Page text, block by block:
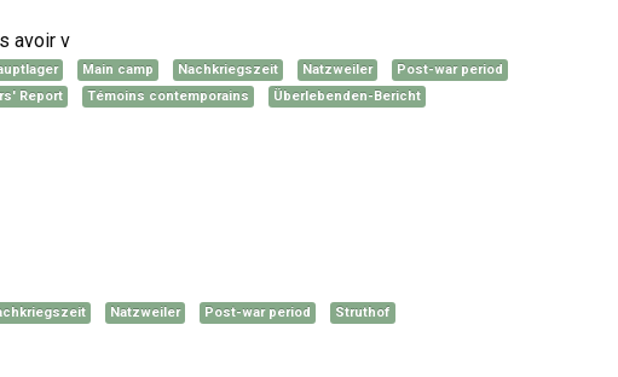
avoir v
Main camp Nachkriegszeit Natzweiler
Post-war period
Report Témoins contemporains
Überlebenden-Bericht
Natzweiler Post-war period Struthof